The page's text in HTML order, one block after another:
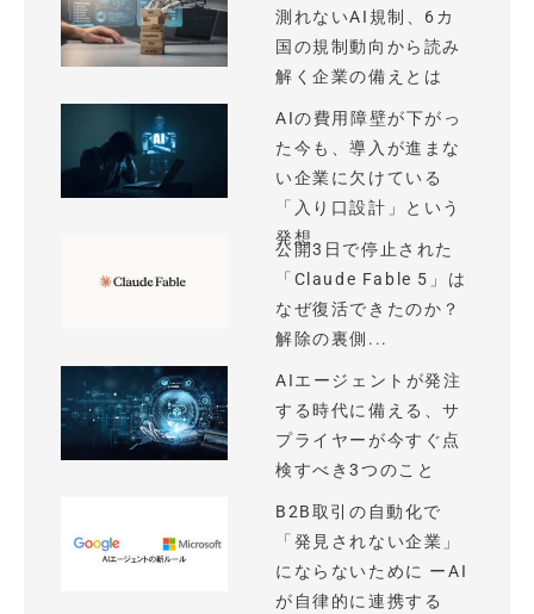
測れないAI規制、6カ
国の規制動向から読み
解く企業の備えとは
AIの費用障壁が下がっ
た今も、導入が進まな
い企業に欠けている
「入り口設計」という
発想
公開3日で停止された
「Claude Fable 5」は
なぜ復活できたのか？
解除の裏側...
AIエージェントが発注
する時代に備える、サ
プライヤーが今すぐ点
検すべき3つのこと
B2B取引の自動化で
「発見されない企業」
にならないために ーAI
が自律的に連携する